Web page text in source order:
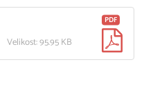
Velikost: 95.95 KB
PDF